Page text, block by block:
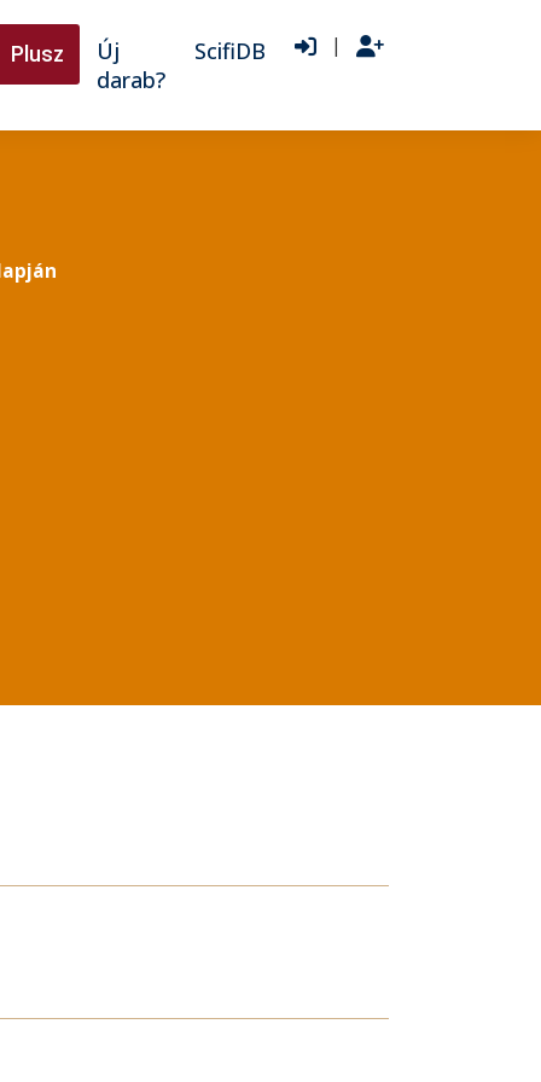
Plusz
Új
darab?
ScifiDB |